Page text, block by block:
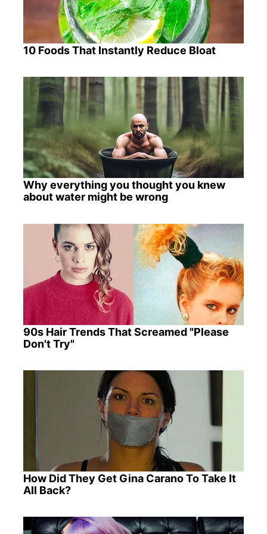
10 Foods That Instantly Reduce Bloat
Why everything you thought you knew
about water might be wrong
90s Hair Trends That Screamed "Please
Don't Try"
How Did They Get Gina Carano To Take It
All Back?